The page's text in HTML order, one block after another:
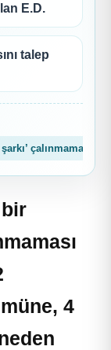
E.D.
talep
çalınmaması
4